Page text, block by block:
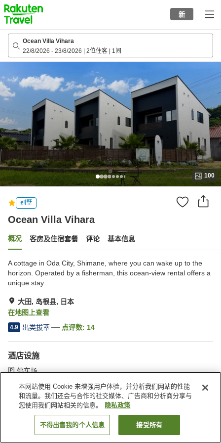
to
top
page
新
Ocean Villa Vihara
22/8/2026 - 23/8/2026 2位住客 1间
100
别墅
Ocean Villa Vihara
概况 客房及住宿套餐 评论 基本信息
A cottage in Oda City, Shimane, where you can wake up to the
horizon. Operated by a fisherman, this ocean-view rental offers a
unique stay.
大田, 岛根县, 日本
在地图上查看
4.9 出类拔萃 点评数: 14
酒店设施
停车场
首页 日本 岛根县 大田 Ocean Villa Vihara
搜索客房
本网站使用 Cookie 来增强用户体验，并分析我们网站的性能
和流量。我们还会与合作的社交媒体、广告商和分析商分享与
您使用我们网站相关的信息。
隐私政策
不得出售我的个人信息 接受所有